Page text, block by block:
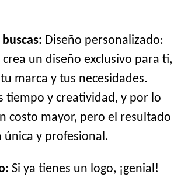
Diseño personalizado:
un diseño exclusivo para ti,
marca y tus necesidades.
tiempo y creatividad, y por lo
costo mayor, pero el resultado
única y profesional.
Si ya tienes un logo, ¡genial!